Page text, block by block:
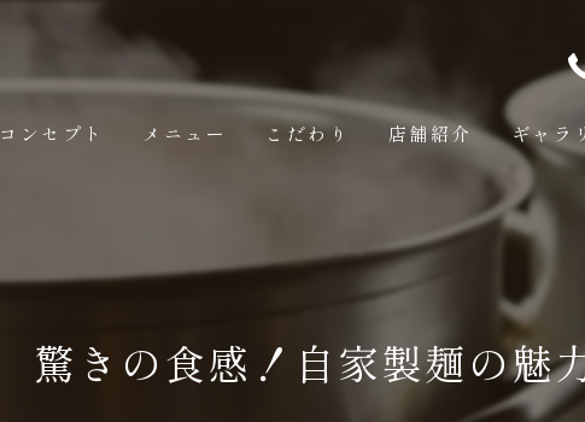
コンセプト メニュー こだわり 店舗紹介 ギャラ
驚きの食感！自家製麺の魅